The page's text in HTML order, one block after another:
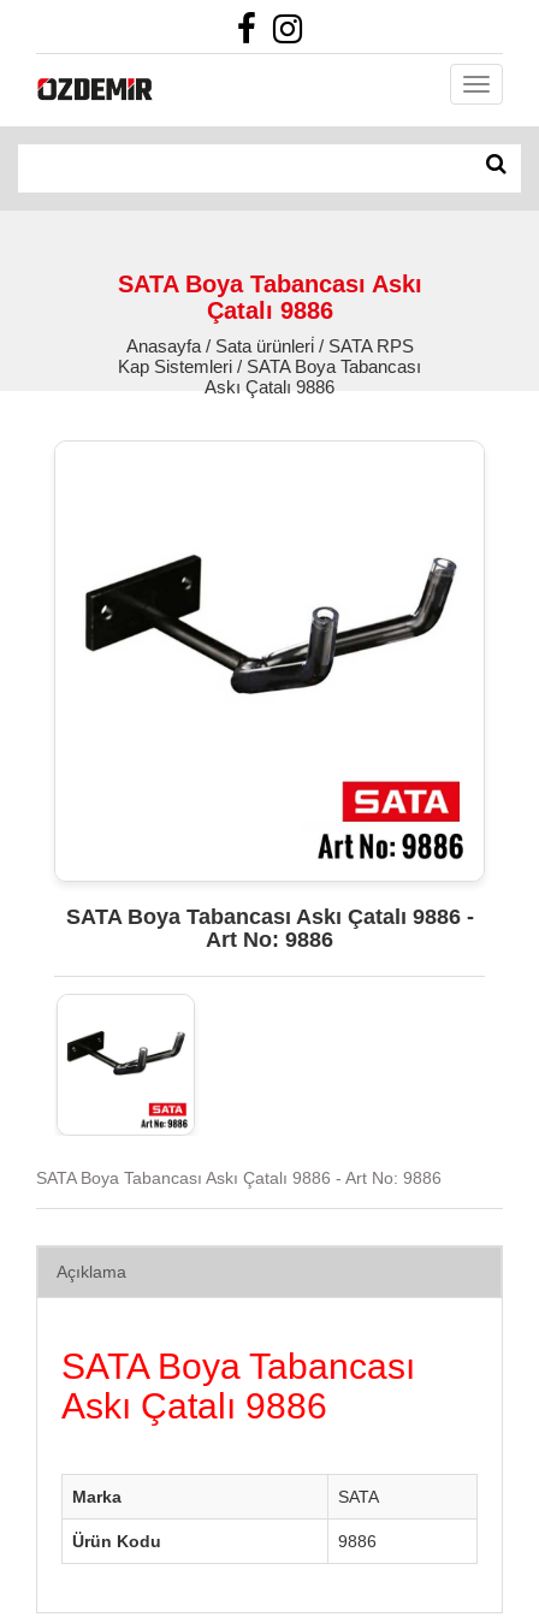
SATA Boya Tabancası Askı
Çatalı 9886
Anasayfa / Sata ürünleri̇ / SATA RPS
Kap Sistemleri / SATA Boya Tabancası
Askı Çatalı 9886
SATA Boya Tabancası Askı Çatalı 9886 -
Art No: 9886
SATA Boya Tabancası Askı Çatalı 9886 - Art No: 9886
Açıklama
SATA Boya Tabancası
Askı Çatalı 9886
Marka SATA
Ürün Kodu 9886